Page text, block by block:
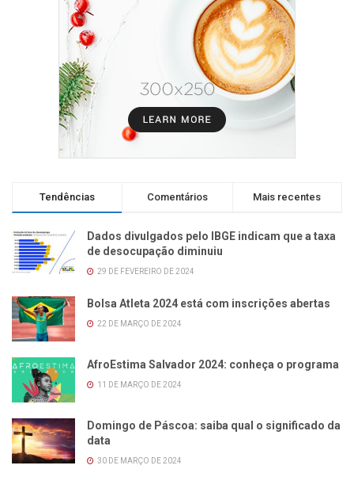
Tendências Comentários Mais recentes
Dados divulgados pelo IBGE indicam que a taxa
de desocupação diminuiu
29 DE FEVEREIRO DE 2024
Bolsa Atleta 2024 está com inscrições abertas
22 DE MARÇO DE 2024
AfroEstima Salvador 2024: conheça o programa
11 DE MARÇO DE 2024
Domingo de Páscoa: saiba qual o significado da
data
30 DE MARÇO DE 2024